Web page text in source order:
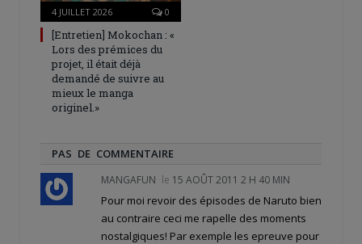
4 JUILLET 2026 0
[Entretien] Mokochan : «
Lors des prémices du
projet, il était déjà
demandé de suivre au
mieux le manga
originel.»
PAS DE COMMENTAIRE
MANGAFUN le 15 AOÛT 2011 2 H 40 MIN
Pour moi revoir des épisodes de Naruto bien
au contraire ceci me rapelle des moments
nostalgiques! Par exemple les epreuve pour